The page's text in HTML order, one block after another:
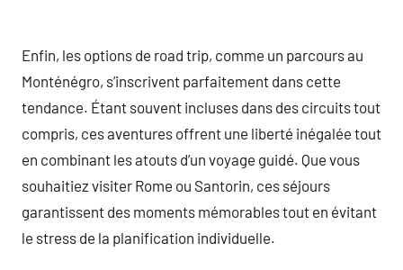
Enfin, les options de road trip, comme un parcours au
Monténégro, s’inscrivent parfaitement dans cette
tendance. Étant souvent incluses dans des circuits tout
compris, ces aventures offrent une liberté inégalée tout
en combinant les atouts d’un voyage guidé. Que vous
souhaitiez visiter Rome ou Santorin, ces séjours
garantissent des moments mémorables tout en évitant
le stress de la planification individuelle.